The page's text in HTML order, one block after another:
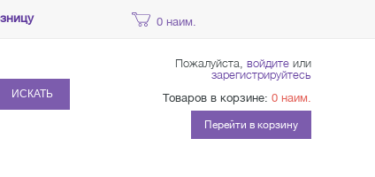
0 наим.
ИСКАТЬ
Пожалуйста, войдите или
зарегистрируйтесь
Товаров в корзине: 0 наим.
Перейти в корзину